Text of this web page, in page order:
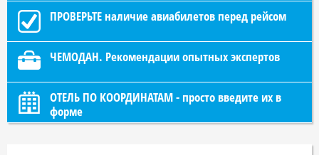
ПРОВЕРЬТЕ наличие авиабилетов перед рейсом
ЧЕМОДАН. Рекомендации опытных экспертов
ОТЕЛЬ ПО КООРДИНАТАМ - просто введите их в
форме